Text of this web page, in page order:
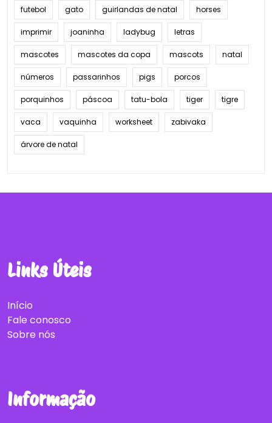
futebol gato guirlandas de natal horses
imprimir joaninha ladybug letras
mascotes mascotes da copa mascots natal
números passarinhos pigs porcos
porquinhos páscoa tatu-bola tiger tigre
vaca vaquinha worksheet zabivaka
árvore de natal
Links Úteis
Início
Fale conosco
Sobre nós
Informação